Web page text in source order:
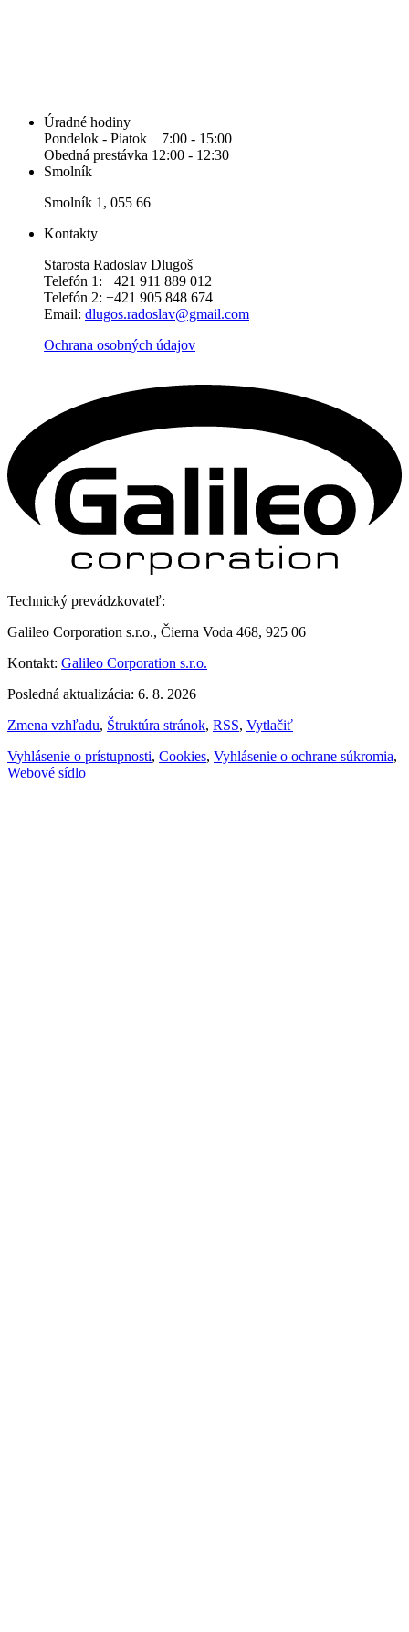
Úradné hodiny
Pondelok - Piatok 7:00 - 15:00
Obedná prestávka 12:00 - 12:30
Smolník
Smolník 1, 055 66
Kontakty
Starosta Radoslav Dlugoš
Telefón 1: +421 911 889 012
Telefón 2: +421 905 848 674
Email: dlugos.radoslav@gmail.com
Ochrana osobných údajov
Technický prevádzkovateľ:
Galileo Corporation s.r.o., Čierna Voda 468, 925 06
Kontakt: Galileo Corporation s.r.o.
Posledná aktualizácia: 6. 8. 2026
Zmena vzhľadu, Štruktúra stránok, RSS, Vytlačiť
Vyhlásenie o prístupnosti, Cookies, Vyhlásenie o ochrane súkromia,
Webové sídlo